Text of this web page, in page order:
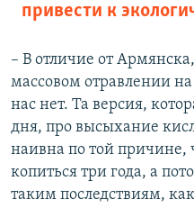
привести к
– В отличие от
массовом отравлении
нас нет. Та версия,
дня, про высыхание
наивна по той причине,
копиться три года, а
таким последствиям,